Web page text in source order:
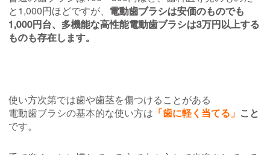
と1,000円ほどですが、 電動歯ブラシは安価のものでも
1,000円台、多機能な高性能電動歯ブラシは3万円以上する
ものも存在します。
使い方次第では歯や歯茎を傷つけることがある
電動歯ブラシの基本的な使い方は 「歯に軽く当てる」 こと
です。